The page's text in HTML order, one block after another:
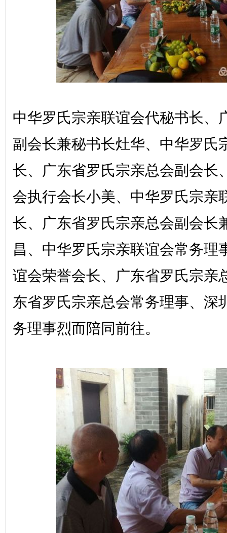
中华罗氏宗亲联谊会代秘书长、
副会长兼秘书长灶华、中华罗氏
长、广东省罗氏宗亲总会副会长
会执行会长小美、中华罗氏宗亲
长、广东省罗氏宗亲总会副会长
昌、中华罗氏宗亲联谊会常务理
谊会荣誉会长、广东省罗氏宗亲
东省罗氏宗亲总会常务理事、深
务理事烈而陪同前往。